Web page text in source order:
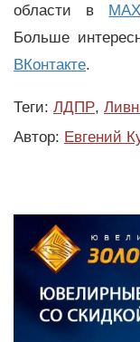
области в MAX
Больше
ВКонтакте.
Теги: ЛДПР,
Автор: Евгений